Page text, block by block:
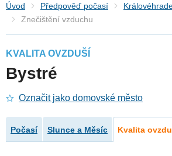
Úvod Předpověď počasí
Znečištění vzduchu
KVALITA OVZDUŠÍ
Bystré
Označit jako domovské město
Počasí Slunce a Měsíc Kvalita